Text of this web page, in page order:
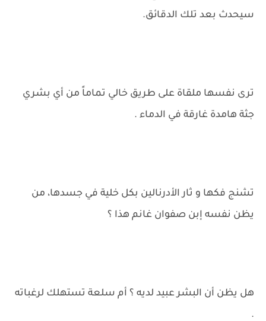
سيحدث بعد تلك الدقائق.
ترى نفسها ملقاة على طريق خالي تماماً من أي بشري
جثة هامدة غارقة في الدماء .
تشنج فكها و ثار الأدرنالين بكل خلية في جسدها، من
يظن نفسه إبن صفوان غانم هذا ؟
هل يظن أن البشر عبيد لديه ؟ أم سلعة تستهلك لرغباته
.